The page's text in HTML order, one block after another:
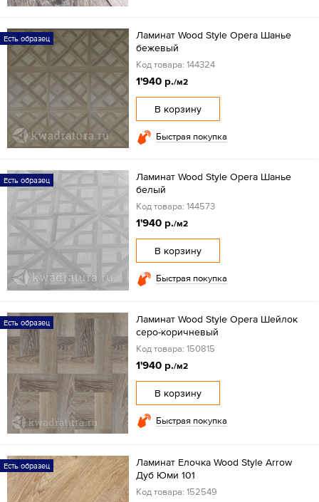
Есть образец
Ламинат Wood Style Opera Шанье
бежевый
Код товара: 144324
1'940 р./м2
В корзину
Быстрая покупка
Есть образец
Ламинат Wood Style Opera Шанье
белый
Код товара: 144573
1'940 р./м2
В корзину
Быстрая покупка
Есть образец
Ламинат Wood Style Opera Шейлок
серо-коричневый
Код товара: 150815
1'940 р./м2
В корзину
Быстрая покупка
Есть образец
Ламинат Елочка Wood Style Arrow
Дуб Юми 101
Код товара: 152549